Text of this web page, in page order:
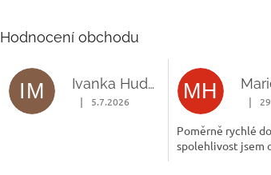
Hodnocení obchodu
IM Ivanka Hudcová Mgr.
Hodnocení obchodu je 5 z 5 hvězdiček.
| 5.7.2026 MH |
Poměrně rychlé
spolehlivost jsem